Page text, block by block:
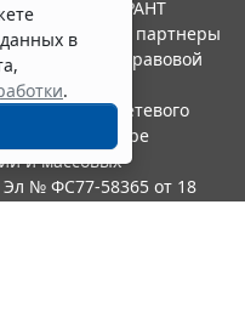
в
.
Система ГАРАНТ
"Гарант" и ее партнеры
ассоциации правовой
в качестве сетевого
надзору в сфере
и массовых
№ ФС77-58365 от 18